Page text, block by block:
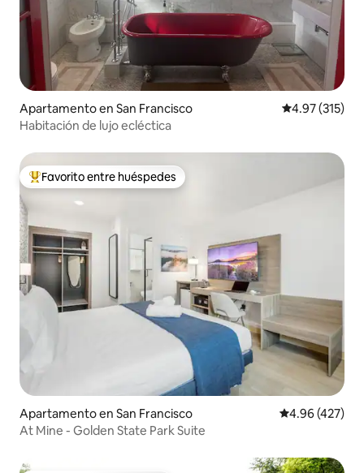
Apartamento en San Francisco Calificación
4.97 (315)
Habitación de lujo ecléctica
Favorito entre huéspedes preferido
Favorito entre huéspedes
Apartamento en San Francisco Calificación
4.96 (427)
At Mine - Golden State Park Suite